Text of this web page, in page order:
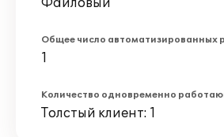
Файловый
Общее число автоматизированных
1
Количество одновременно
Толстый клиент: 1